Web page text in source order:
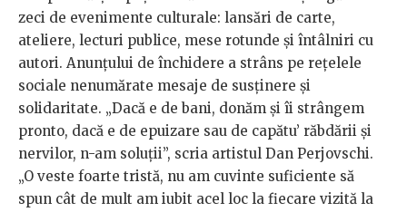
zeci de evenimente culturale: lansări de carte,
ateliere, lecturi publice, mese rotunde și întâlniri cu
autori. Anunțului de închidere a strâns pe rețelele
sociale nenumărate mesaje de susținere și
solidaritate. „Dacă e de bani, donăm și îi strângem
pronto, dacă e de epuizare sau de capătu’ răbdării și
nervilor, n-am soluții”, scria artistul Dan Perjovschi.
„O veste foarte tristă, nu am cuvinte suficiente să
spun cât de mult am iubit acel loc la fiecare vizită la